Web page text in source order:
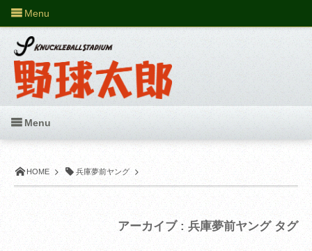
HOME 兵庫夢前ヤング
アーカイブ : 兵庫夢前ヤング タグ
Menu
Menu